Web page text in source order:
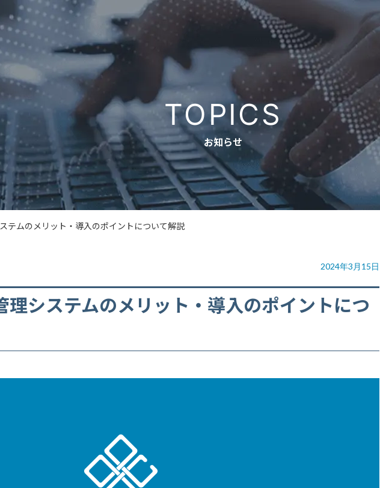
TOPICS
お知らせ
テムのメリット・導入のポイントについて解説
2024年3月15日
理システムのメリット・導入のポイントにつ